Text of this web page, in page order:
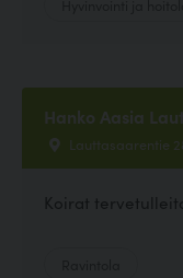
Hanko Aasia
Lauttasaarentie
Koirat